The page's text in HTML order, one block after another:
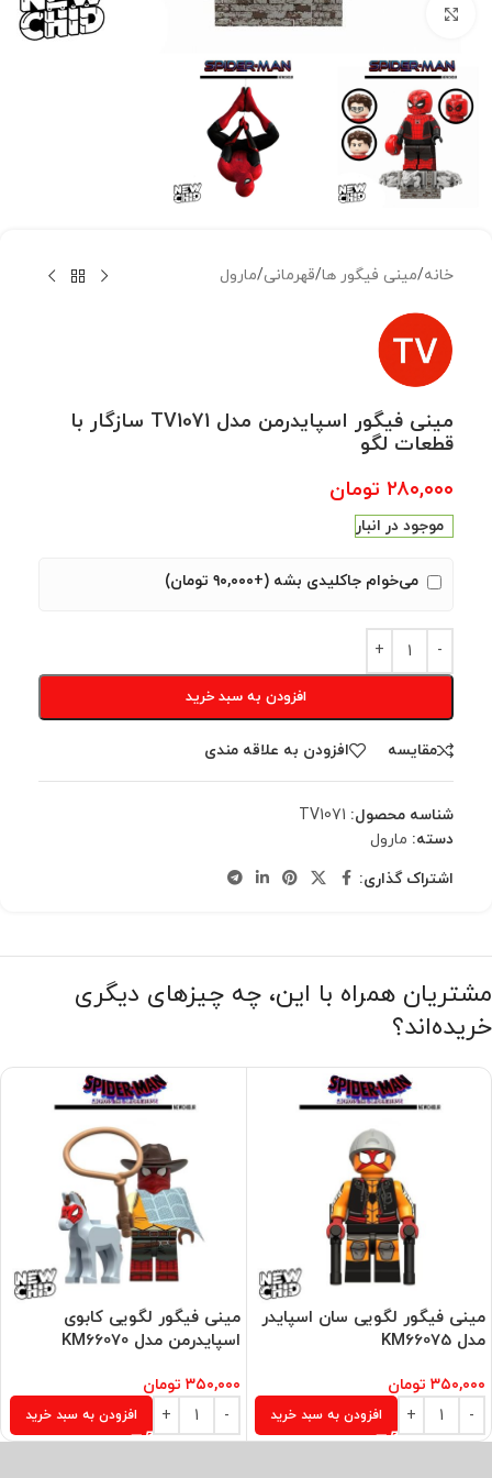
بزرگنمایی تصویر
خانه/مینی فیگور ها/قهرمانی/مارول
مینی فیگور اسپایدرمن مدل TV1071 سازگار با
قطعات لگو
۲۸۰,۰۰۰ تومان
موجود در انبار
می‌خوام جاکلیدی بشه (+۹۰,۰۰۰ تومان)
افزودن به سبد خرید
مقایسه افزودن به علاقه مندی
شناسه محصول: TV1071
دسته: مارول
اشتراک گذاری:
مشتریان همراه با این، چه چیزهای دیگری
خریده‌اند؟
مینی فیگور لگویی سان اسپایدر
مدل KM66075
۳۵۰,۰۰۰ تومان
افزودن به سبد خرید
مینی فیگور لگویی کابوی
اسپایدرمن مدل KM66070
۳۵۰,۰۰۰ تومان
افزودن به سبد خرید